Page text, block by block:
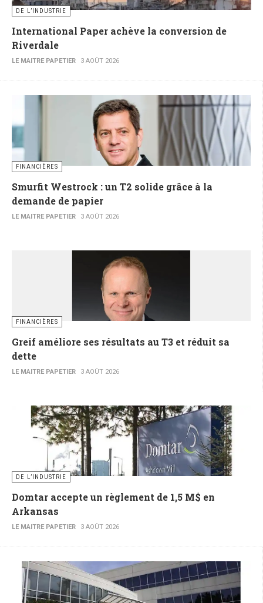
DE L’INDUSTRIE
International Paper achève la conversion de
Riverdale
LE MAITRE PAPETIER 3 AOÛT 2026
FINANCIÈRES
Smurfit Westrock : un T2 solide grâce à la
demande de papier
LE MAITRE PAPETIER 3 AOÛT 2026
FINANCIÈRES
Greif améliore ses résultats au T3 et réduit sa
dette
LE MAITRE PAPETIER 3 AOÛT 2026
DE L’INDUSTRIE
Domtar accepte un règlement de 1,5 M$ en
Arkansas
LE MAITRE PAPETIER 3 AOÛT 2026